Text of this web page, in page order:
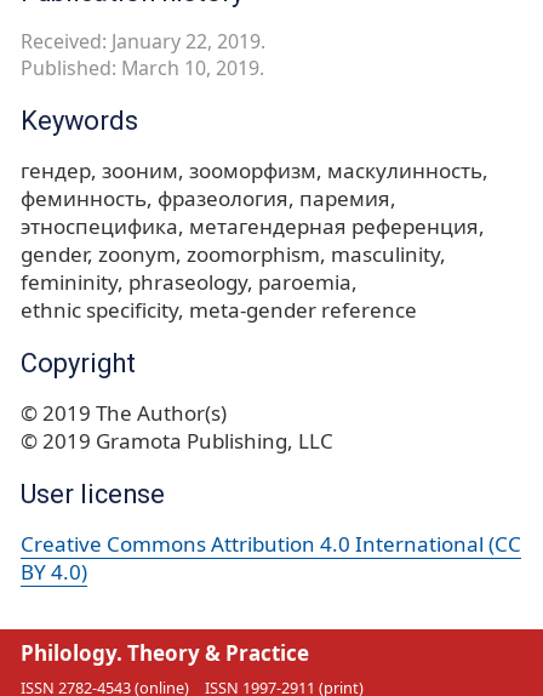
Received: January 22, 2019.
Published: March 10, 2019.
Keywords
гендер зооним зооморфизм маскулинность
феминность фразеология паремия
этноспецифика метагендерная референция
gender zoonym zoomorphism masculinity
femininity phraseology paroemia
ethnic specificity meta-gender reference
Copyright
© 2019 The Author(s)
© 2019 Gramota Publishing, LLC
User license
Creative Commons Attribution 4.0 International (CC
BY 4.0)
Philology. Theory & Practice
ISSN 2782-4543 (online) ISSN 1997-2911 (print)